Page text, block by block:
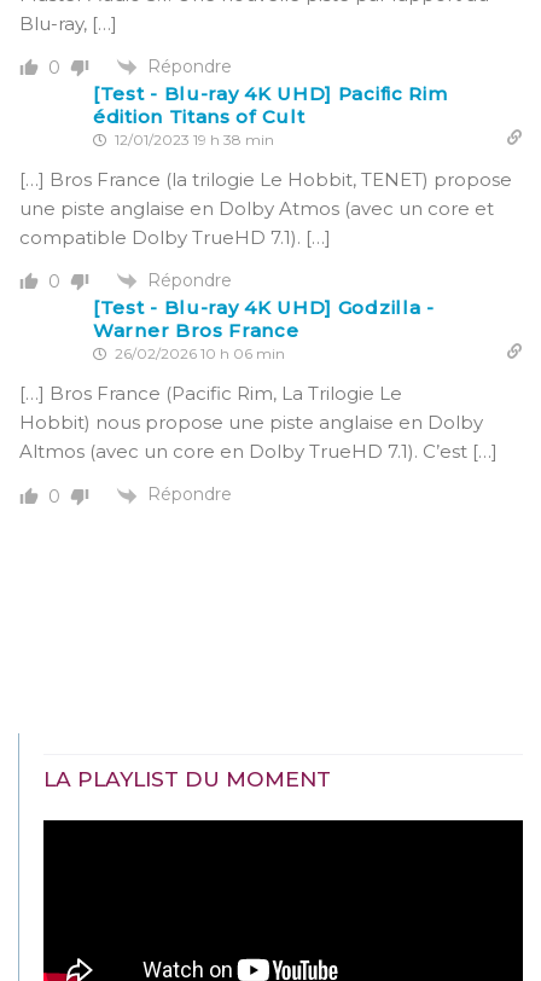
Blu-ray, […]
0 Répondre
[Test - Blu-ray 4K UHD] Pacific Rim
édition Titans of Cult
12/01/2023 19 h 38 min
[…] Bros France (la trilogie Le Hobbit, TENET) propose
une piste anglaise en Dolby Atmos (avec un core et
compatible Dolby TrueHD 7.1). […]
0 Répondre
[Test - Blu-ray 4K UHD] Godzilla -
Warner Bros France
26/02/2026 10 h 06 min
[…] Bros France (Pacific Rim, La Trilogie Le
Hobbit) nous propose une piste anglaise en Dolby
Altmos (avec un core en Dolby TrueHD 7.1). C’est […]
0 Répondre
LA PLAYLIST DU MOMENT